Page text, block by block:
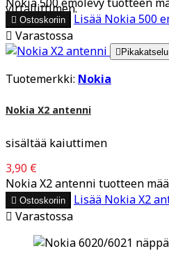
virtaliittimen.
 Ostoskoriin Lisää Nokia 500
 Varastossa
 Pikakatselu
Tuotemerkki: Nokia
Nokia X2 antenni
sisältää kaiuttimen
3,90 €
Nokia X2 antenni tuotteen
 Ostoskoriin Lisää Nokia X2
 Varastossa